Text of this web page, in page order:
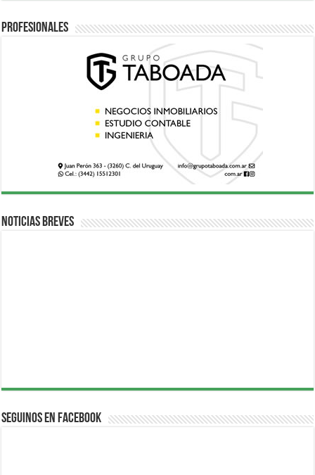
Profesionales
Noticias breves
Seguinos en Facebook